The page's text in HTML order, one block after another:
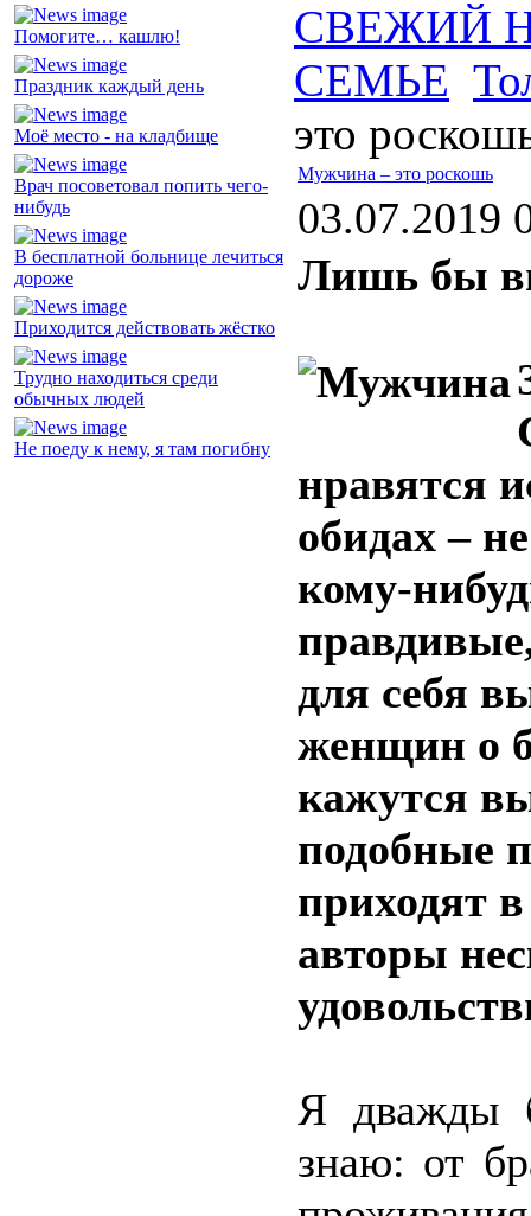
Помогите… кашлю!
Праздник каждый день
Моё место - на кладбище
Врач посоветовал попить чего-
нибудь
В бесплатной больнице лечиться
дороже
Приходится действовать жёстко
Трудно находиться среди
обычных людей
Не поеду к нему, я там погибну
СВЕЖИЙ
СЕМЬЕ
это
Мужчина – это роскошь
03.07.2019
Лишь бы
нравятся
обидах –
кому-
для себя
женщин о
кажутся
подобные
приходят
авторы
Я дважды
знаю: от